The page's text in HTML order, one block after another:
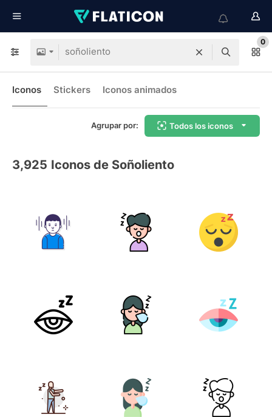
0
Iconos Stickers Iconos animados
Agrupar por: Todos los iconos
3,925 Iconos de Soñoliento